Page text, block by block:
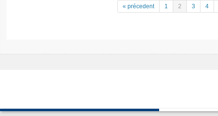
« précedent 1 2 3 4